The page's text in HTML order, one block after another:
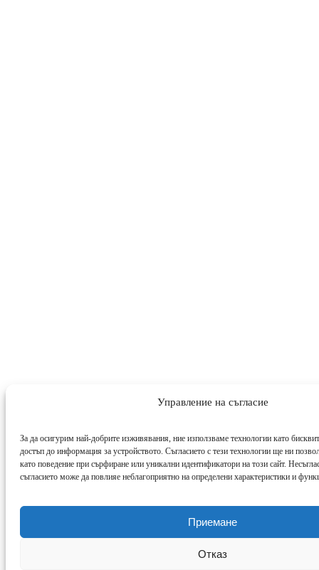
Управление на съгласие
За да осигурим най-добрите изживявания, ние използваме технологии като
достъп до информация за устройството. Съгласието с тези технологии ще ни
като поведение при сърфиране или уникални идентификатори на този сайт.
съгласието може да повлияе неблагоприятно на определени характеристики и
Приемане
Отказ